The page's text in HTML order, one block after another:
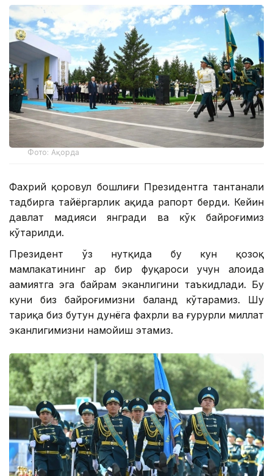
Фото: Ақорда
Фахрий қоровул бошлиғи Президентга тантанали
тадбирга тайёргарлик ҳақида рапорт берди. Кейин
давлат мадҳияси янгради ва кўк байроғимиз
кўтарилди.
Президент ўз нутқида бу кун қозоқ
мамлакатининг ҳар бир фуқароси учун алоҳида
аҳамиятга эга байрам эканлигини таъкидлади. Бу
куни биз байроғимизни баланд кўтарамиз. Шу
тариқа биз бутун дунёга фахрли ва ғурурли миллат
эканлигимизни намойиш этамиз.